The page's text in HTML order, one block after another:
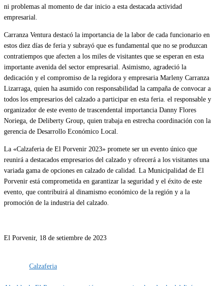
ni problemas al momento de dar inicio a esta destacada actividad
empresarial.
Carranza Ventura destacó la importancia de la labor de cada funcionario en
estos diez días de feria y subrayó que es fundamental que no se produzcan
contratiempos que afecten a los miles de visitantes que se esperan en esta
importante avenida del sector empresarial. Asimismo, agradeció la
dedicación y el compromiso de la regidora y empresaria Marleny Carranza
Lizarraga, quien ha asumido con responsabilidad la campaña de convocar a
todos los empresarios del calzado a participar en esta feria. el responsable y
organizador de este evento de trascendental importancia Danny Flores
Noriega, de Deliberty Group, quien trabaja en estrecha coordinación con la
gerencia de Desarrollo Económico Local.
La «Calzaferia de El Porvenir 2023» promete ser un evento único que
reunirá a destacados empresarios del calzado y ofrecerá a los visitantes una
variada gama de opciones en calzado de calidad. La Municipalidad de El
Porvenir está comprometida en garantizar la seguridad y el éxito de este
evento, que contribuirá al dinamismo económico de la región y a la
promoción de la industria del calzado.
El Porvenir, 18 de setiembre de 2023
Calzaferia